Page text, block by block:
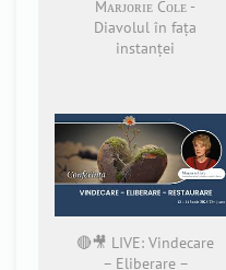
Mᴀʀᴊᴏʀɪᴇ Cᴏʟᴇ -
Diavolul în fața
instanței
🔴🎥 LIVE: Vindecare
– Eliberare –